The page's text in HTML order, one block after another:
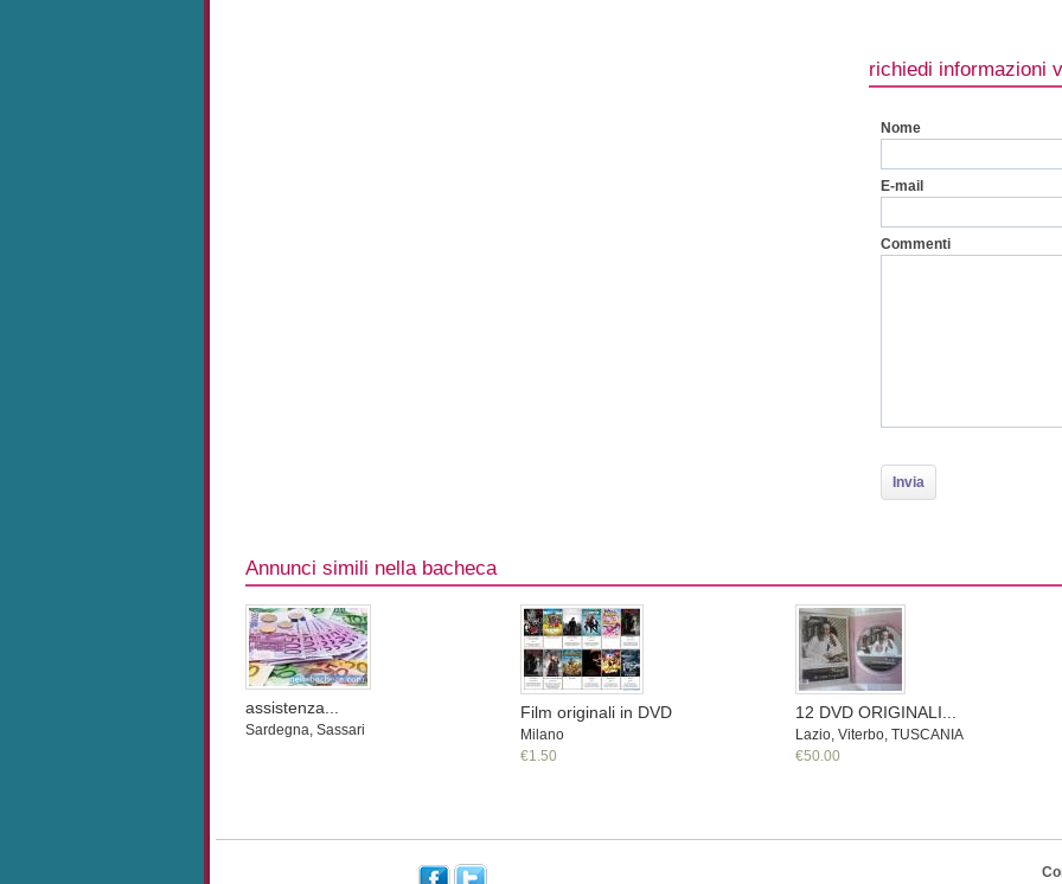
richiedi informazioni
Nome
E-mail
Commenti
Annunci simili nella bacheca
assistenza...
Sardegna, Sassari
Film originali in DVD
Milano
€1.50
12 DVD ORIGINALI...
Lazio, Viterbo, TUSCANIA
€50.00